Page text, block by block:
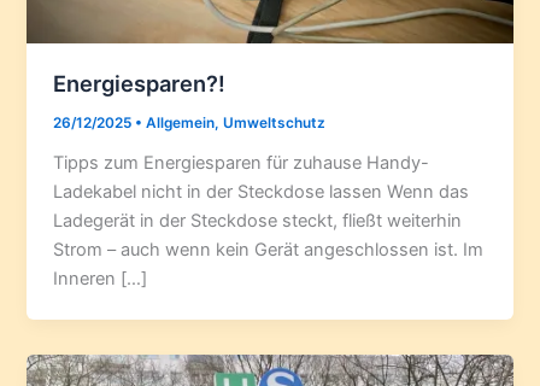
Energiesparen?!
26/12/2025 •Allgemein,Umweltschutz
Tipps zum Energiesparen für zuhause Handy-
Ladekabel nicht in der Steckdose lassen Wenn das
Ladegerät in der Steckdose steckt, fließt weiterhin
Strom – auch wenn kein Gerät angeschlossen ist. Im
Inneren […]